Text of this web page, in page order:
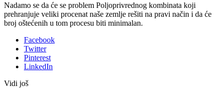
Nadamo se da će se problem Poljoprivrednog kombinata koji
prehranjuje veliki procenat naše zemlje rešiti na pravi način i da će
broj oštećenih u tom procesu biti minimalan.
Facebook
Twitter
Pinterest
LinkedIn
Vidi još